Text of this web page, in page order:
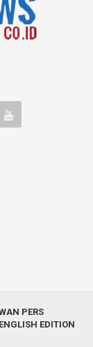
PERS
EDITION